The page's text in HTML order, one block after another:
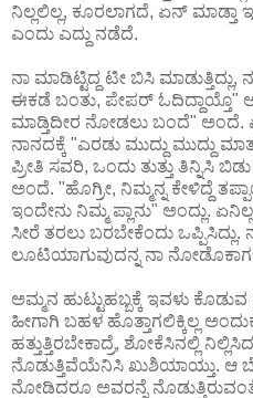
ನಿಲ್ಲಲಿಲ್ಲ, ಕೂರಲಾಗದೆ, ಏನ್ ಮಾಡ್ತಾ
ಎಂದು ಎದ್ದು ನಡೆದೆ.
ನಾ ಮಾಡಿಟ್ಟಿದ್ದ ಟೀ ಬಿಸಿ
ಈಕಡೆ ಬಂತು, ಪೇಪರ್ ಓದಿದ್ದಾಯ್ತೊ"
ಮಾಡ್ತಿದೀರ ನೋಡಲು ಬಂದೆ" ಅಂದೆ.
ನಾನದಕ್ಕೆ "ಎರಡು ಮುದ್ದು ಮುದ್ದು
ಪ್ರೀತಿ ಸವರಿ, ಒಂದು ತುತ್ತು ತಿನ್ನಿಸಿ
ಅಂದೆ. "ಹೊಗ್ರೀ, ನಿಮ್ಮನ್ನ ಕೇಳಿದ್ದೆ
ಇಂದೇನು ನಿಮ್ಮ ಪ್ಲಾನು" ಅಂದ್ಲು.
ಸೀರೆ ತರಲು ಬರಬೇಕೆಂದು ಒಪ್ಪಿಸಿದ್ಲು.
ಲೂಟಿಯಾಗುವುದನ್ನ ನಾ
ಅಮ್ಮನ ಹುಟ್ಟುಹಬ್ಬಕ್ಕೆ ಇವಳು
ಹೀಗಾಗಿ ಬಹಳ ಹೊತ್ತಾಗಲಿಕ್ಕಿಲ್ಲ
ಹತ್ತುತ್ತಿರಬೇಕಾದ್ರೆ, ಶೋಕೆಸಿನಲ್ಲಿ
ನೊಡುತ್ತಿವೆಯೆನಿಸಿ ಖುಶಿಯಾಯ್ತು. ಆ
ನೋಡಿದರೂ ಅವರನ್ನೆ